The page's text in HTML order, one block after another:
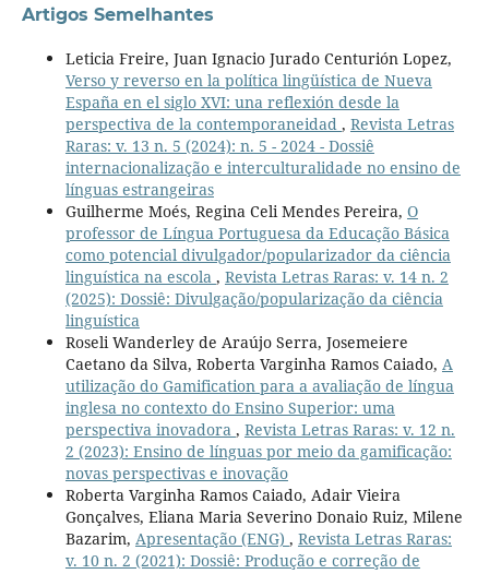
Artigos Semelhantes
Leticia Freire, Juan Ignacio Jurado Centurión Lopez,
Verso y reverso en la política lingüística de Nueva
España en el siglo XVI: una reflexión desde la
perspectiva de la contemporaneidad , Revista Letras
Raras: v. 13 n. 5 (2024): n. 5 - 2024 - Dossiê
internacionalização e interculturalidade no ensino de
línguas estrangeiras
Guilherme Moés, Regina Celi Mendes Pereira, O
professor de Língua Portuguesa da Educação Básica
como potencial divulgador/popularizador da ciência
linguística na escola , Revista Letras Raras: v. 14 n. 2
(2025): Dossiê: Divulgação/popularização da ciência
linguística
Roseli Wanderley de Araújo Serra, Josemeiere
Caetano da Silva, Roberta Varginha Ramos Caiado, A
utilização do Gamification para a avaliação de língua
inglesa no contexto do Ensino Superior: uma
perspectiva inovadora , Revista Letras Raras: v. 12 n.
2 (2023): Ensino de línguas por meio da gamificação:
novas perspectivas e inovação
Roberta Varginha Ramos Caiado, Adair Vieira
Gonçalves, Eliana Maria Severino Donaio Ruiz, Milene
Bazarim, Apresentação (ENG) , Revista Letras Raras:
v. 10 n. 2 (2021): Dossiê: Produção e correção de